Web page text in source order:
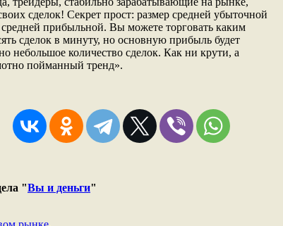
сделок! Секрет прост: размер средней убыточной
прибыльной. Вы можете торговать каким
сделок в минуту, но основную прибыль будет
небольшое количество сделок. Как ни крути, а
пойманный тренд».
"Вы и деньги"